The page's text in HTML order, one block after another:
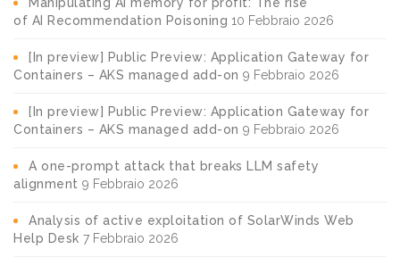
of AI Recommendation Poisoning 10 Febbraio 2026
[In preview] Public Preview: Application Gateway for
Containers – AKS managed add-on 9 Febbraio 2026
[In preview] Public Preview: Application Gateway for
Containers – AKS managed add-on 9 Febbraio 2026
A one-prompt attack that breaks LLM safety
alignment 9 Febbraio 2026
Analysis of active exploitation of SolarWinds Web
Help Desk 7 Febbraio 2026